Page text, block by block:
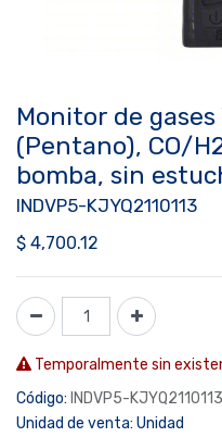
Monitor de
(Pentano), CO/
bomba, sin
INDVP5-KJYQ2110113
$ 4,700.12
Temporalmente sin
Código: INDVP5-KJYQ2110113
Unidad de venta: Unidad